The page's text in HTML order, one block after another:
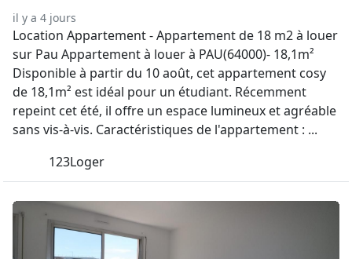
il y a 4 jours
Location Appartement - Appartement de 18 m2 à louer
sur Pau Appartement à louer à PAU(64000)- 18,1m²
Disponible à partir du 10 août, cet appartement cosy
de 18,1m² est idéal pour un étudiant. Récemment
repeint cet été, il offre un espace lumineux et agréable
sans vis-à-vis. Caractéristiques de l'appartement : ...
123Loger